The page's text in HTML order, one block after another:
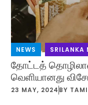
NEWS , SRILANKA
தோட்டத்
வெளியானது
23 MAY, 2024 BY